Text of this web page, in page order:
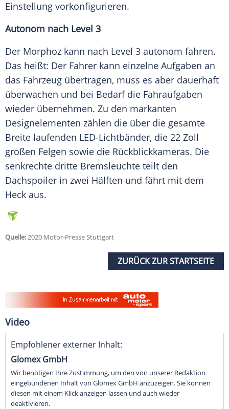
Einstellung vorkonfigurieren.
Autonom nach Level 3
Der Morphoz kann nach Level 3 autonom fahren.
Das heißt: Der Fahrer kann einzelne Aufgaben an
das Fahrzeug übertragen, muss es aber dauerhaft
überwachen und bei Bedarf die Fahraufgaben
wieder übernehmen. Zu den markanten
Designelementen zählen die über die gesamte
Breite laufenden LED-Lichtbänder, die 22 Zoll
großen Felgen sowie die Rückblickkameras. Die
senkrechte dritte Bremsleuchte teilt den
Dachspoiler in zwei Hälften und fährt mit dem
Heck aus.
Quelle:2020 Motor-Presse Stuttgart
ZURÜCK ZUR STARTSEITE
Video
Empfohlener externer Inhalt:
Glomex GmbH
Wir benötigen Ihre Zustimmung, um den von unserer Redaktion
eingebundenen Inhalt von Glomex GmbH anzuzeigen. Sie können
diesen mit einem Klick anzeigen lassen und auch wieder
deaktivieren.